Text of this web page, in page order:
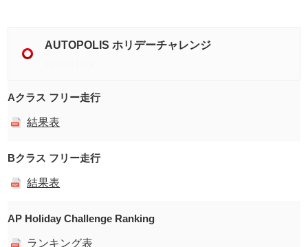
AUTOPOLIS ホリデーチャレンジ
Aクラス フリー走行
結果表
Bクラス フリー走行
結果表
AP Holiday Challenge Ranking
ランキング表